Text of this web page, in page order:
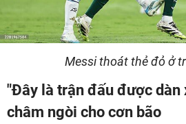
Messi thoát thẻ đỏ ở
"Đây là trận đấu được dàn
châm ngòi cho cơn bão